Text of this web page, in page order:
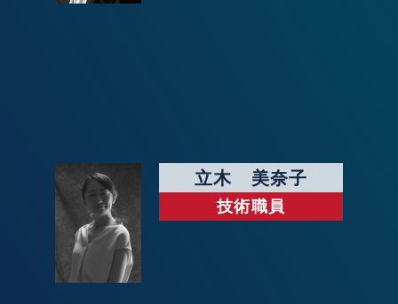
立木 美奈子
技術職員